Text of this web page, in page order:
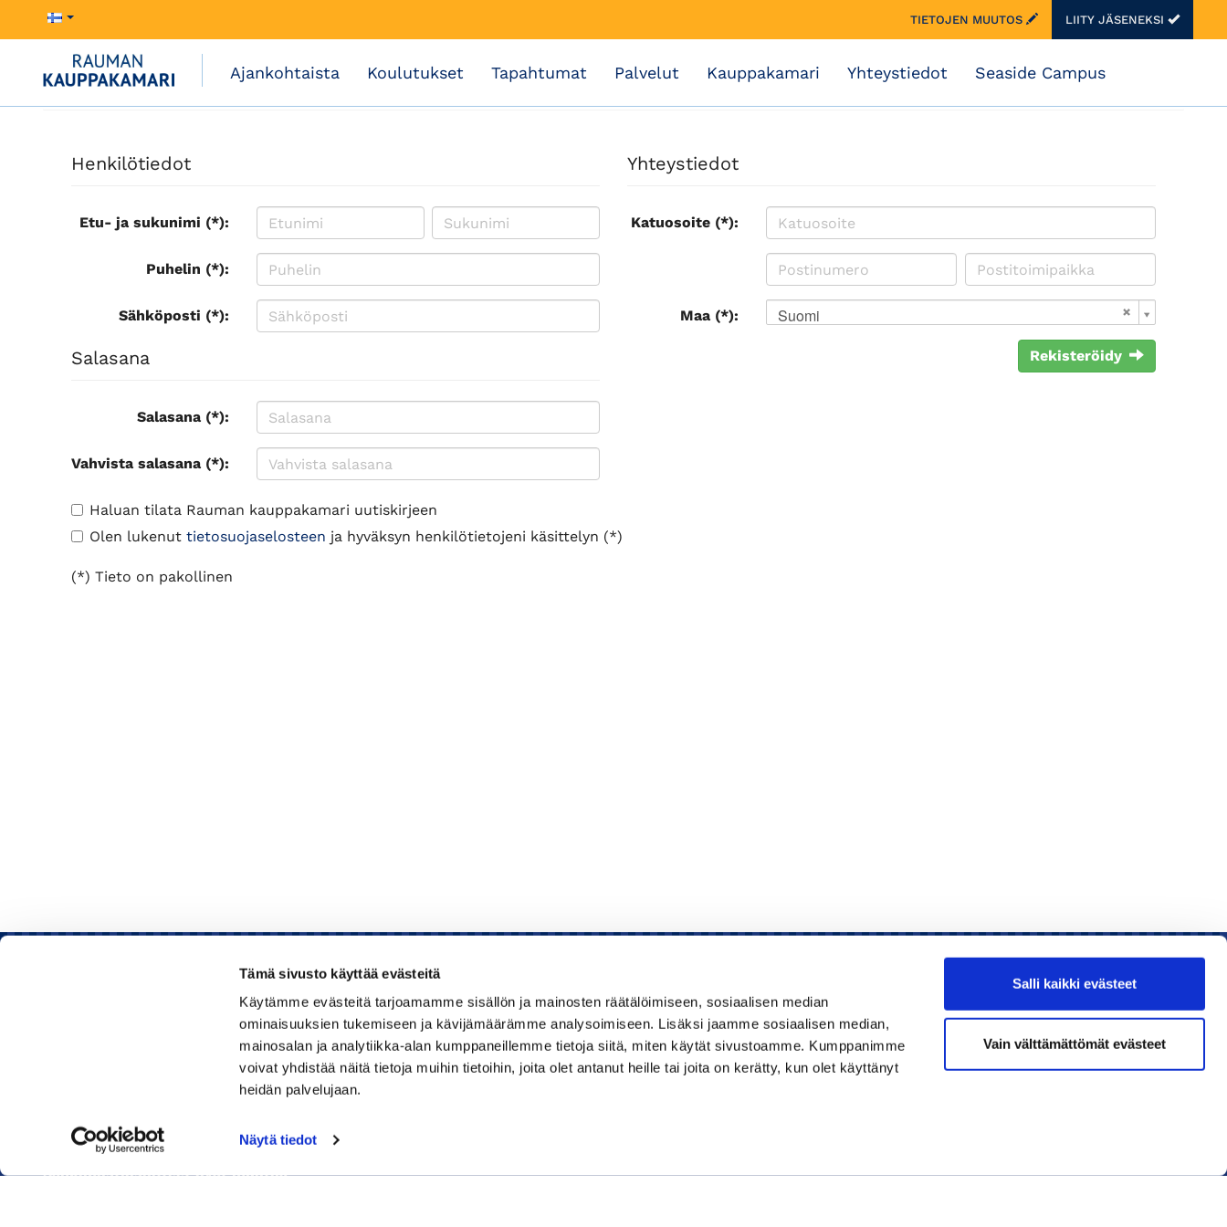
Tämä sivusto käyttää evästeitä
Käytämme evästeitä tarjoamamme sisällön ja mainosten räätälöimiseen, sosiaalisen median
ominaisuuksien tukemiseen ja kävijämäärämme analysoimiseen. Lisäksi jaamme sosiaalisen median,
mainosalan ja analytiikka-alan kumppaneillemme tietoja siitä, miten käytät sivustoamme. Kumppanimme
voivat yhdistää näitä tietoja muihin tietoihin, joita olet antanut heille tai joita on kerätty, kun olet käyttänyt
heidän palvelujaan.
Näytä tiedot
Salli kaikki evästeet
Vain välttämättömät evästeet
TIETOJEN MUUTOS LIITY JÄSENEKSI
Ajankohtaista Koulutukset Tapahtumat Palvelut Kauppakamari Yhteystiedot Seaside Campus
Henkilötiedot
Etu- ja sukunimi (*):
Puhelin (*):
Sähköposti (*):
Salasana
Salasana (*):
Vahvista salasana (*):
Yhteystiedot
Katuosoite (*):
Maa (*): Suomi
Rekisteröidy
Haluan tilata Rauman kauppakamari uutiskirjeen
Olen lukenut tietosuojaselosteen ja hyväksyn henkilötietojeni käsittelyn (*)
(*) Tieto on pakollinen
Rauman kauppakamari
Huom! Vientikaupan asiakirjoihin liittyvät kyselyt
040 1828 268(Heini Yli-Antola)
Sähköpostiosoitteet ovat muotoa
Kauppakamari
Koulutukset ja tapahtumat
Liity jäseneksi